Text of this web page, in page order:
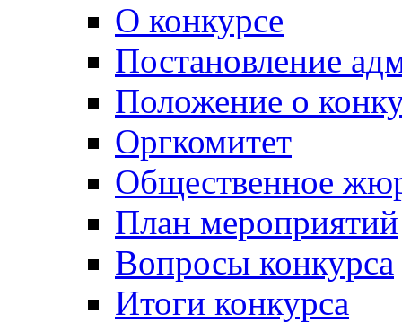
О конкурсе
Постановление
Положение о
Оргкомитет
Общественное
План мероприятий
Вопросы конкурса
Итоги конкурса